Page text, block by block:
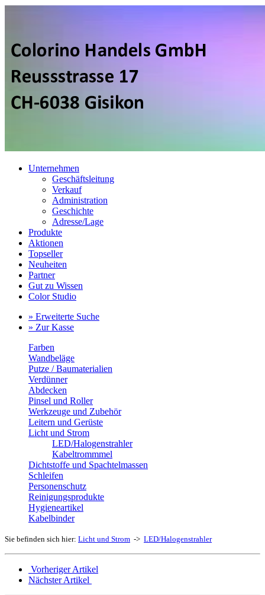
Unternehmen
Geschäftsleitung
Verkauf
Administration
Geschichte
Adresse/Lage
Produkte
Aktionen
Topseller
Neuheiten
Partner
Gut zu Wissen
Color Studio
» Erweiterte Suche
» Zur Kasse
Farben
Wandbeläge
Putze / Baumaterialien
Verdünner
Abdecken
Pinsel und Roller
Werkzeuge und Zubehör
Leitern und Gerüste
Licht und Strom
LED/Halogenstrahler
Kabeltrommmel
Dichtstoffe und Spachtelmassen
Schleifen
Personenschutz
Reinigungsprodukte
Hygieneartikel
Kabelbinder
Sie befinden sich hier: Licht und Strom -> LED/Halogenstrahler
Vorheriger Artikel
Nächster Artikel